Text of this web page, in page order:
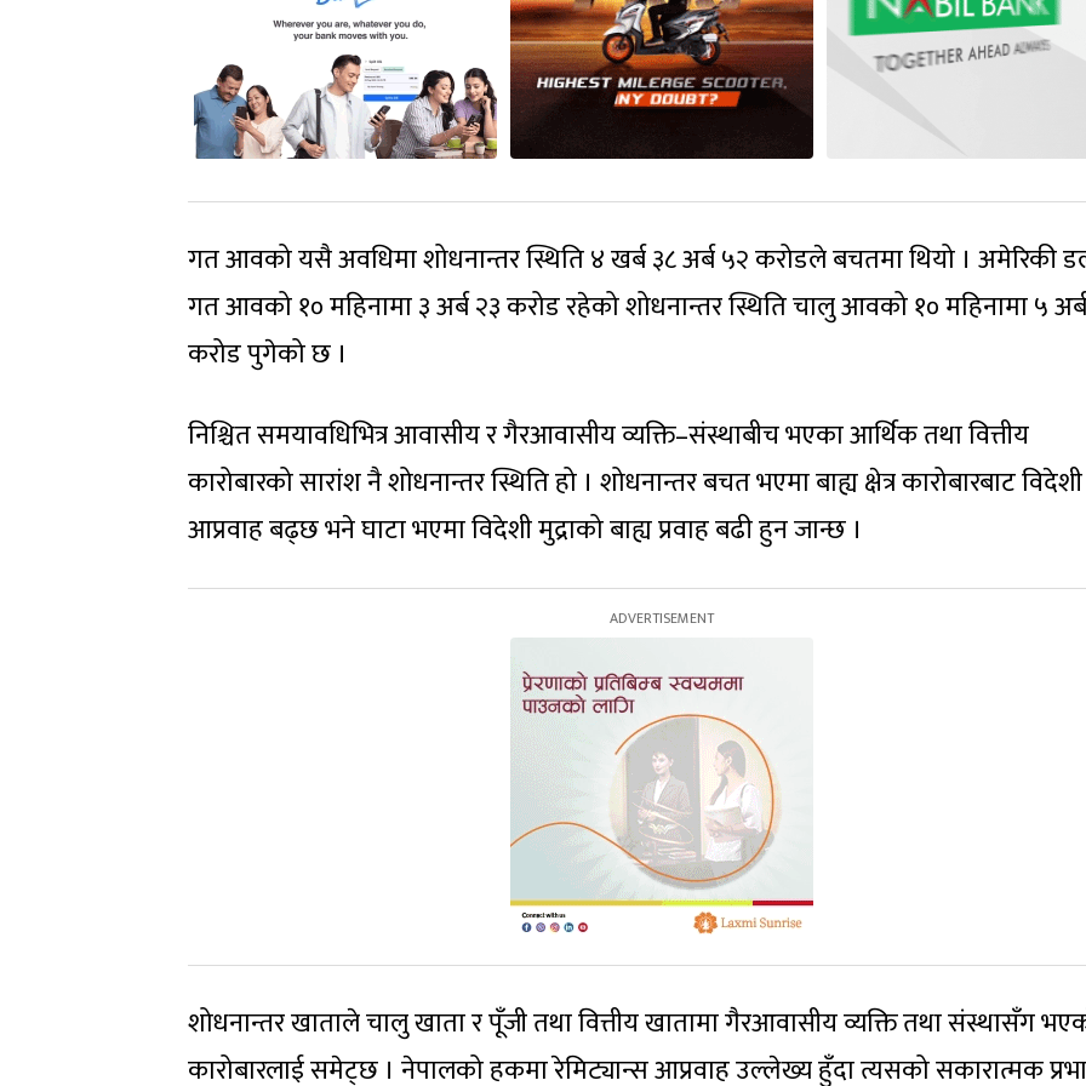
गत आवको यसै अवधिमा शोधनान्तर स्थिति ४ खर्ब ३८ अर्ब ५२ करोडले बचतमा थियो । अमेरिकी
गत आवको १० महिनामा ३ अर्ब २३ करोड रहेको शोधनान्तर स्थिति चालु आवको १० महिनामा ५
करोड पुगेको छ ।
निश्चित समयावधिभित्र आवासीय र गैरआवासीय व्यक्ति–संस्थाबीच भएका आर्थिक तथा वित्तीय
कारोबारको सारांश नै शोधनान्तर स्थिति हो । शोधनान्तर बचत भएमा बाह्य क्षेत्र कारोबारबाट विदेशी
आप्रवाह बढ्छ भने घाटा भएमा विदेशी मुद्राको बाह्य प्रवाह बढी हुन जान्छ ।
शोधनान्तर खाताले चालु खाता र पूँजी तथा वित्तीय खातामा गैरआवासीय व्यक्ति तथा संस्थासँग
कारोबारलाई समेट्छ । नेपालको हकमा रेमिट्यान्स आप्रवाह उल्लेख्य हुँदा त्यसको सकारात्मक